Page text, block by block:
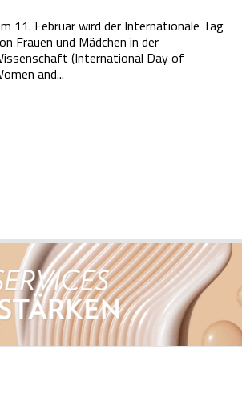
11. Februar wird der Internationale Tag
Frauen und Mädchen in der
(International Day of
and...